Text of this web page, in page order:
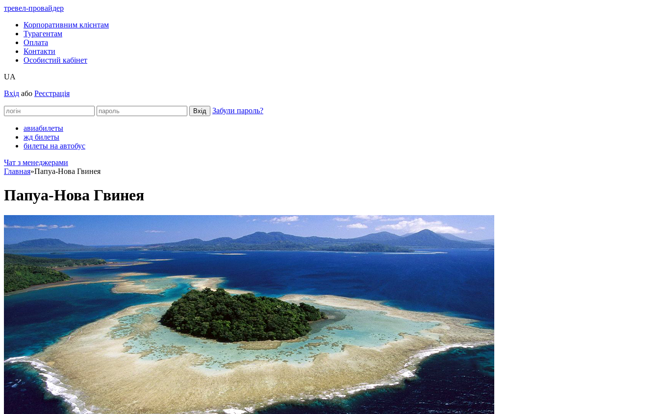
тревел-провайдер
Корпоративним клієнтам
Турагентам
Оплата
Контакти
Особистий кабінет
UA
Вхід або Реєстрація
Забули пароль?
авиабилеты
жд билеты
билеты на автобус
Чат з менеджерами
Главная»Папуа-Нова Гвинея
Папуа-Нова Гвинея